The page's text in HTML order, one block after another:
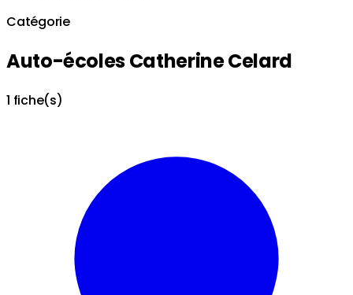
Catégorie
Auto-écoles Catherine Celard
1 fiche(s)